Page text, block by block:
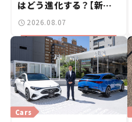
はどう進化する？【新車
ニュース】
2026.08.07
Cars